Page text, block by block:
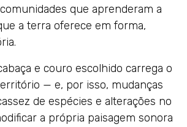
que aprenderam a
a terra oferece em forma,
e couro escolhido carrega o
— e, por isso, mudanças
de espécies e alterações no
a própria paisagem sonora